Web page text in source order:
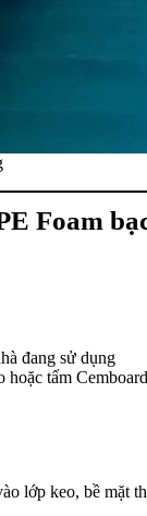
Foam
đang sử dụng
hoặc tấm Cemboard
lớp keo, bề mặt